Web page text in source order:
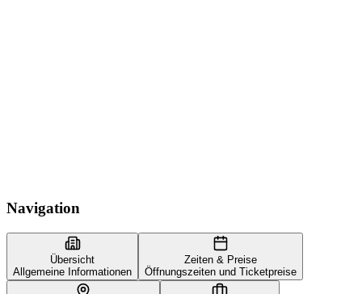
Navigation
Übersicht
Allgemeine Informationen
Zeiten & Preise
Öffnungszeiten und Ticketpreise